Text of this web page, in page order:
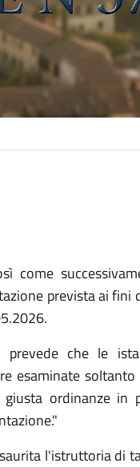
come
prevista ai fini
che le
esaminate
ordinanze
l'istruttoria di